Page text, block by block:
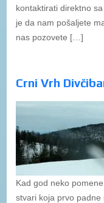
kontaktirati direktno
je da nam pošaljete
nas pozovete […]
Crni Vrh
Kad god neko
stvari koja prvo